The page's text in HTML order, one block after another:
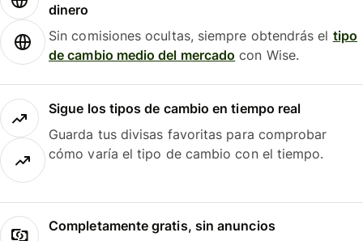
dinero
Sin comisiones ocultas, siempre obtendrás el tipo
de cambio medio del mercado con Wise.
Sigue los tipos de cambio en tiempo real
Guarda tus divisas favoritas para comprobar
cómo varía el tipo de cambio con el tiempo.
Completamente gratis, sin anuncios